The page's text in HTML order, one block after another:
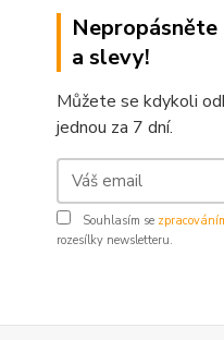
Nepropásněte
a slevy!
Můžete se kdykoli
jednou za 7 dní.
Souhlasím se
rozesílky newsletteru.